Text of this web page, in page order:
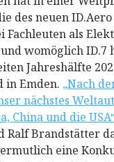
des neuen
Fachleuten als
womöglich ID.7
Jahreshälfte
in Emden. „Nach
nächstes
China und die
Ralf Brandstätter
eine